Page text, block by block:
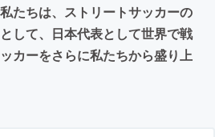
たちは、ストリートサッカーの
して、日本代表として世界で戦
カーをさらに私たちから盛り上